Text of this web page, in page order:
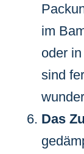
im
oder
sind
Das